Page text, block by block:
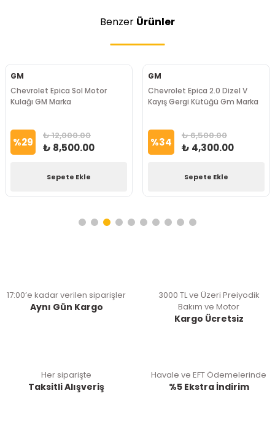
Benzer Ürünler
GM
Chevrolet Epica Sol Motor
Kulağı GM Marka
%29 ₺ 12,000.00
₺ 8,500.00
Sepete Ekle
GM
Chevrolet Epica 2.0 Dizel V
Kayış Gergi Kütüğü Gm Marka
%34 ₺ 6,500.00
₺ 4,300.00
Sepete Ekle
17:00’e kadar verilen siparişler
Aynı Gün Kargo
3000 TL ve Üzeri Preiyodik
Bakım ve Motor
Kargo Ücretsiz
Her siparişte
Taksitli Alışveriş
Havale ve EFT Ödemelerinde
%5 Ekstra İndirim